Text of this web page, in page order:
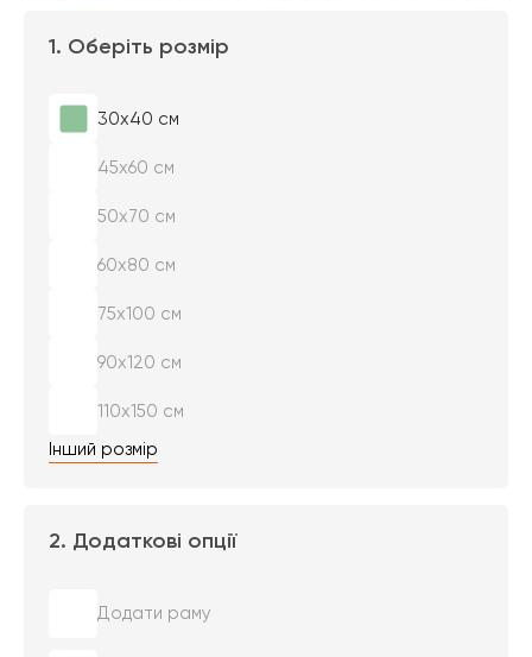
1. Оберіть розмір
30х40 см
45х60 см
50х70 см
60х80 см
75х100 см
90х120 см
110х150 см
Інший розмір
2. Додаткові опції
Додати раму